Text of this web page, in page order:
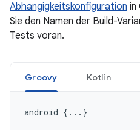
Abhängigkeitskonfiguration in
Sie den Namen der Build-
Tests voran.
Groovy Kotlin
android {...}